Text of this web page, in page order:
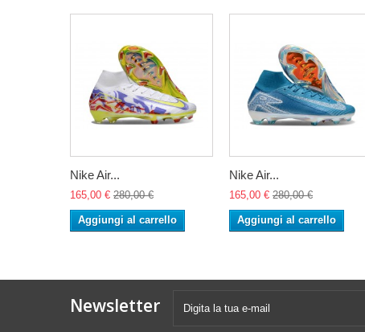
Nike Air...
165,00 € 280,00 €
Aggiungi al carrello
Nike Air...
165,00 € 280,00 €
Aggiungi al carrello
Newsletter